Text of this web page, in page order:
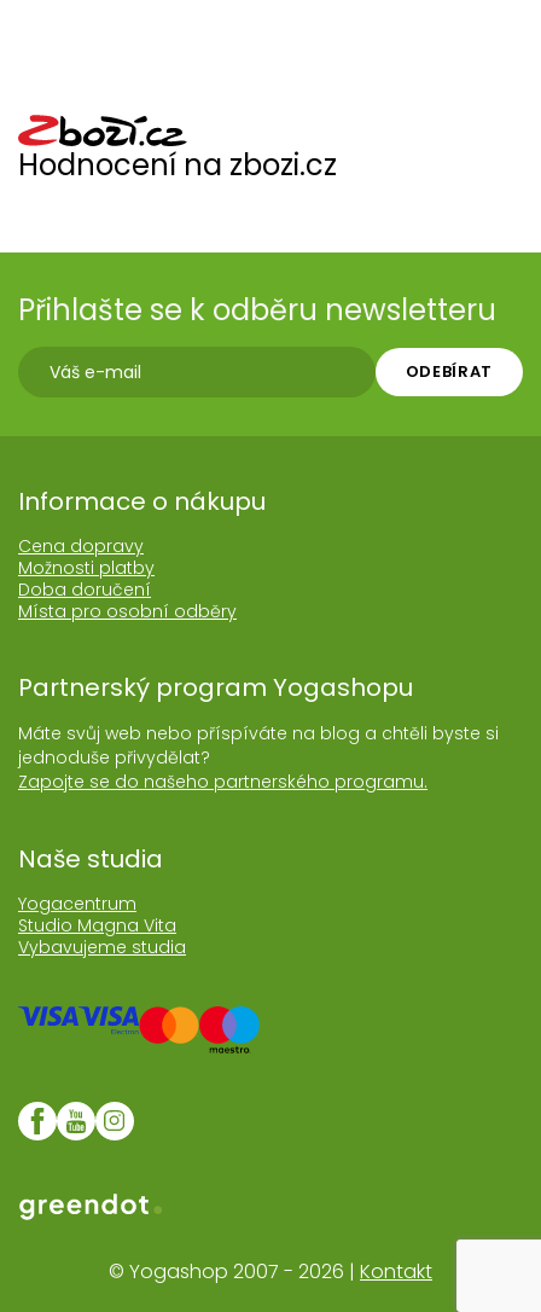
Hodnocení na zbozi.cz
Přihlašte se k odběru newsletteru
ODEBÍRAT
Informace o nákupu
Cena dopravy
Možnosti platby
Doba doručení
Místa pro osobní odběry
Partnerský program Yogashopu
Máte svůj web nebo příspíváte na blog a chtěli byste si
jednoduše přivydělat?
Zapojte se do našeho partnerského programu.
Naše studia
Yogacentrum
Studio Magna Vita
Vybavujeme studia
Web realozoval Greendot
© Yogashop 2007 - 2026 | Kontakt